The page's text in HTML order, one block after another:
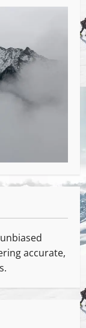
accurate,